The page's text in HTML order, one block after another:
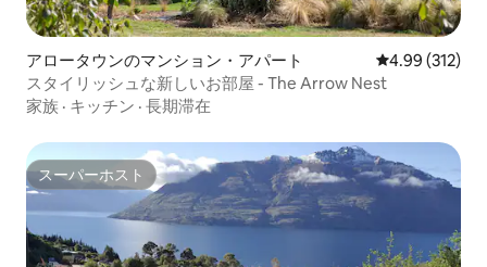
アロータウンのマンション・アパート レビュー312
4.99 (312)
スタイリッシュな新しいお部屋 - The Arrow Nest
家族 · キッチン · 長期滞在
スーパーホスト
スーパーホスト